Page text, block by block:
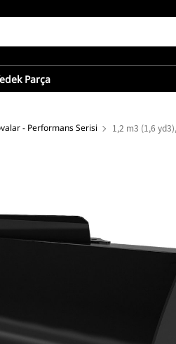
Parça
- Performans Serisi 1,2 m3 (1,6